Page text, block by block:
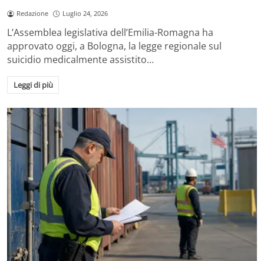
Redazione Luglio 24, 2026
L’Assemblea legislativa dell’Emilia-Romagna ha
approvato oggi, a Bologna, la legge regionale sul
suicidio medicalmente assistito…
Leggi di più